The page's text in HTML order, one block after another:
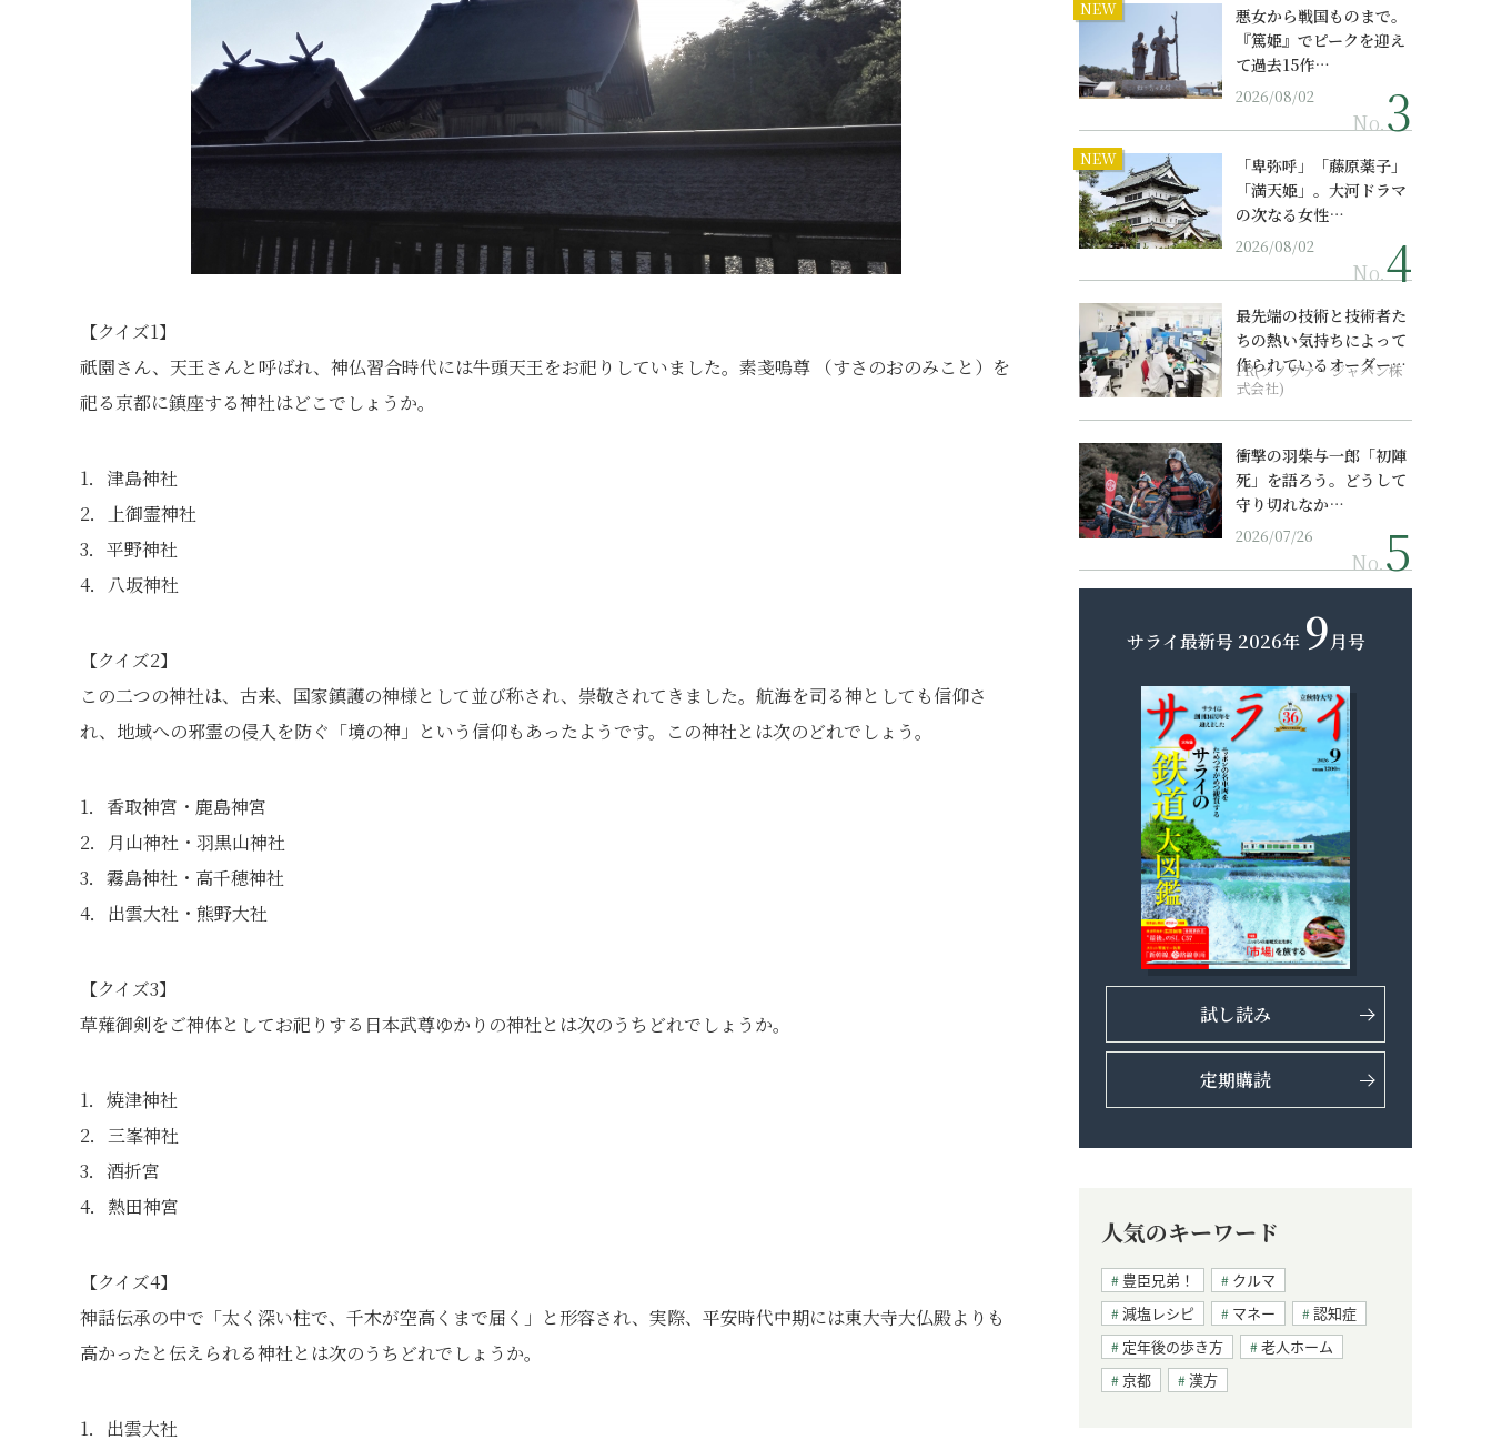
【クイズ1】
祇園さん、天王さんと呼ばれ、神仏習合時代には牛頭天王をお祀りしていました。素戔嗚尊 （すさのおのみこと）を
祀る京都に鎮座する神社はどこでしょうか。
1．津島神社
2．上御霊神社
3．平野神社
4．八坂神社
【クイズ2】
この二つの神社は、古来、国家鎮護の神様として並び称され、崇敬されてきました。航海を司る神としても信仰さ
れ、地域への邪霊の侵入を防ぐ「境の神」という信仰もあったようです。この神社とは次のどれでしょう。
1．香取神宮・鹿島神宮
2．月山神社・羽黒山神社
3．霧島神社・高千穂神社
4．出雲大社・熊野大社
【クイズ3】
草薙御剣をご神体としてお祀りする日本武尊ゆかりの神社とは次のうちどれでしょうか。
1．焼津神社
2．三峯神社
3．酒折宮
4．熱田神宮
【クイズ4】
神話伝承の中で「太く深い柱で、千木が空高くまで届く」と形容され、実際、平安時代中期には東大寺大仏殿よりも
高かったと伝えられる神社とは次のうちどれでしょうか。
1．出雲大社
NEW
悪女から戦国ものまで。
『篤姫』でピークを迎え
て過去15作…
2026/08/02
No.
NEW
「卑弥呼」「藤原薬子」
「満天姫」。大河ドラマ
の次なる女性…
2026/08/02
No.
最先端の技術と技術者た
ちの熱い気持ちによって
作られているオーダーメ
イド補聴器
PR(ソノヴァ・ジャパン株
式会社)
衝撃の羽柴与一郎「初陣
死」を語ろう。どうして
守り切れなか…
2026/07/26
No.
サライ最新号 2026年 9月号
試し読み
定期購読
人気のキーワード
豊臣兄弟！
クルマ
減塩レシピ
マネー
認知症
定年後の歩き方
老人ホーム
京都
漢方